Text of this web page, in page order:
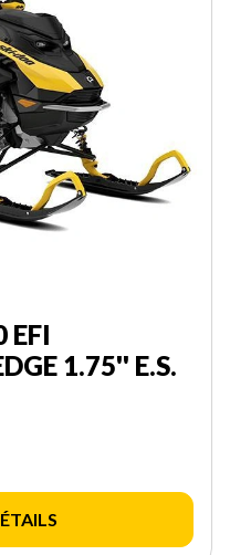
EFI
1.75'' E.S.